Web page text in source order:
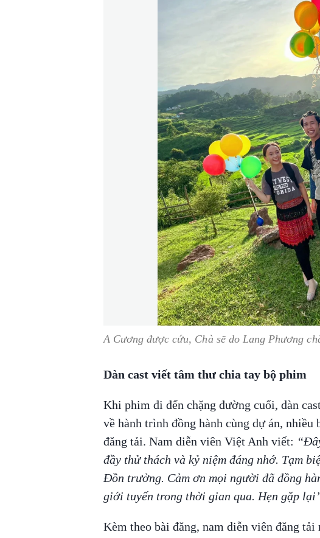
A Cương được cứu, Chà sẽ do Lang Phương
Dàn cast viết tâm thư chia tay bộ phim
Khi phim đi đến chặng đường cuối, dàn
về hành trình đồng hành cùng dự án, nhiều
đăng tải. Nam diễn viên Việt Anh viết:
đầy thử thách và kỷ niệm đáng nhớ. Tạm
Đồn trưởng. Cảm ơn mọi người đã đồng
giới tuyến trong thời gian qua. Hẹn gặp
Kèm theo bài đăng, nam diễn viên đăng